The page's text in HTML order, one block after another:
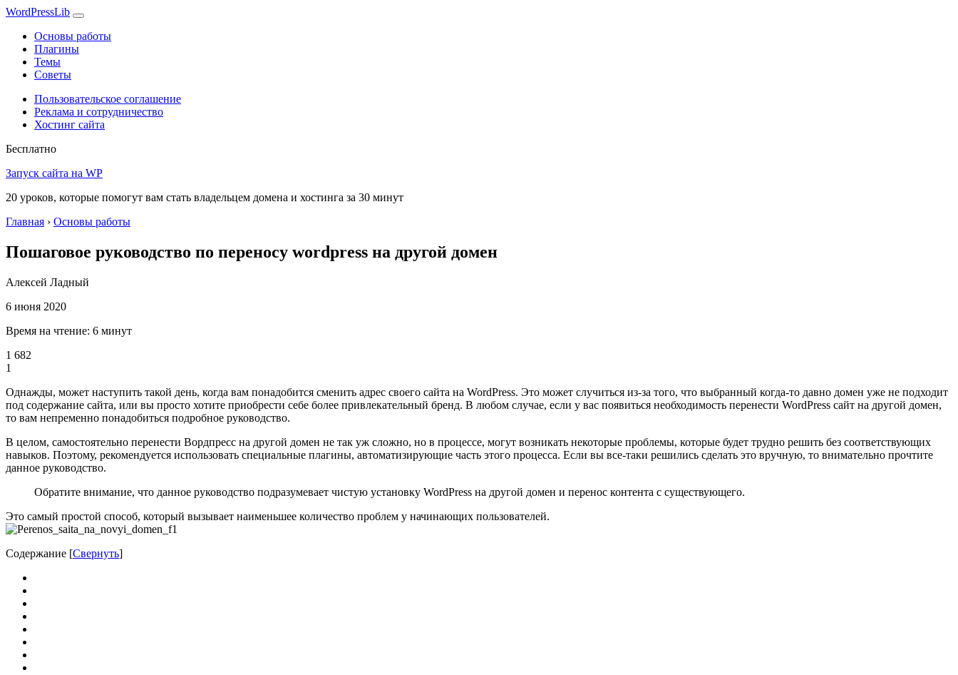
WordPressLib
Основы работы
Плагины
Темы
Советы
Пользовательское соглашение
Реклама и сотрудничество
Хостинг сайта
Бесплатно
Запуск сайта на WP
20 уроков, которые помогут вам стать владельцем домена и хостинга за 30 минут
Главная › Основы работы
Пошаговое руководство по переносу wordpress на другой домен
Алексей Ладный
6 июня 2020
Время на чтение: 6 минут
1 682
1
Однажды, может наступить такой день, когда вам понадобится сменить адрес своего сайта на WordPress. Это может случиться из-за того, что выбранный когда-то давно домен уже не подходит
под содержание сайта, или вы просто хотите приобрести себе более привлекательный бренд. В любом случае, если у вас появиться необходимость перенести WordPress сайт на другой домен,
то вам непременно понадобиться подробное руководство.
В целом, самостоятельно перенести Вордпресс на другой домен не так уж сложно, но в процессе, могут возникать некоторые проблемы, которые будет трудно решить без соответствующих
навыков. Поэтому, рекомендуется использовать специальные плагины, автоматизирующие часть этого процесса. Если вы все-таки решились сделать это вручную, то внимательно прочтите
данное руководство.
Обратите внимание, что данное руководство подразумевает чистую установку WordPress на другой домен и перенос контента с существующего.
Это самый простой способ, который вызывает наименьшее количество проблем у начинающих пользователей.
Содержание [Свернуть]